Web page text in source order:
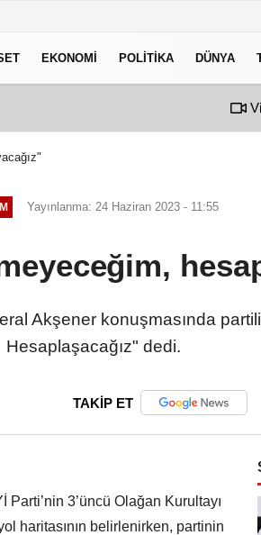
EKONOMI POLITIKA DÜNYA
Yayınlanma: 24 Haziran 2023 - 11:55
Akşener konuşmasında
Hesaplaşacağız" dedi.
TAKİP ET
3’üncü Olağan Kurultayı
haritasının belirlenirken, partinin